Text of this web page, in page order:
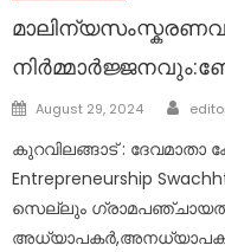
Posted
August 29, 2024
കുറവിലങ്ങാട് : ദേവമാതാ
Entrepreneurship
സെല്ലും